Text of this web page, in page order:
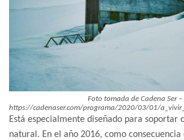
Foto tomada de Cadena Ser –
https://cadenaser.com/programa/2020/03/01/
Está especialmente diseñado para soportar
natural. En el año 2016, como